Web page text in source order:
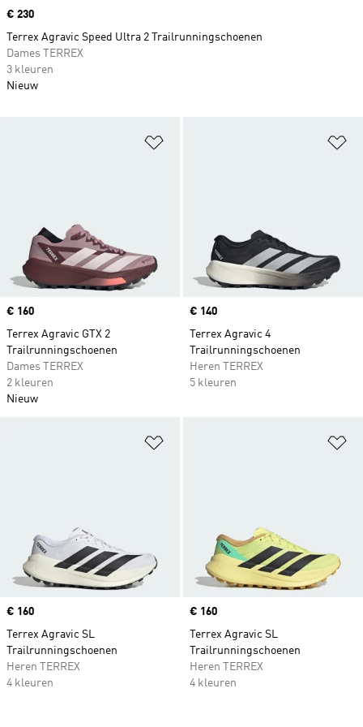
Price
€ 160
Terrex Agravic GTX 2
Trailrunningschoenen
Dames TERREX
2 kleuren
Nieuw
Price
€ 140
Terrex Agravic 4
Trailrunningschoenen
Heren TERREX
5 kleuren
Price
€ 160
Terrex Agravic SL
Trailrunningschoenen
Heren TERREX
4 kleuren
Price
€ 160
Terrex Agravic SL
Trailrunningschoenen
Heren TERREX
4 kleuren
Price
€ 230
Terrex Agravic Speed Ultra 2 Trailrunningschoenen
Dames TERREX
3 kleuren
Nieuw